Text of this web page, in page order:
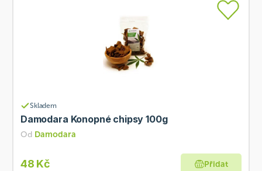
Skladem
Damodara Konopné chipsy 100g
Od Damodara
48 Kč Přidat